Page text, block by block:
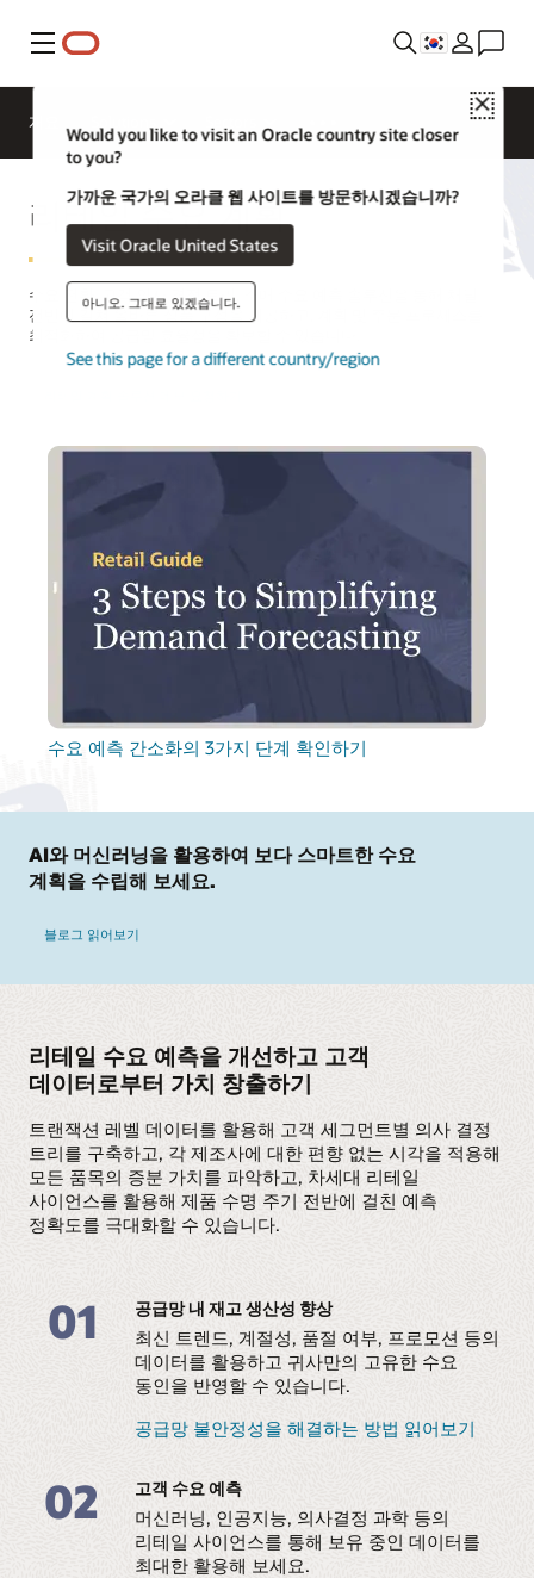
메뉴
Close
Would you like to visit an Oracle country site closer
to you?
가까운 국가의 오라클 웹 사이트를 방문하시겠습니까?
Visit Oracle United States
아니오. 그대로 있겠습니다.
See this page for a different country/region
개요
리테일 수요 계획
수요 전환, 고객 의사 결정 트리, 소매 수요 예측 솔루션을 통해 채널
전반에 걸쳐 올바른 상품 구성을 제공하고, 계획 및 주문 프로세스를
최적화하여 공급망 효율성을 확보할 수 있습니다.
수요 예측 간소화의 3가지 단계 확인하기
AI와 머신러닝을 활용하여 보다 스마트한 수요
계획을 수립해 보세요.
블로그 읽어보기
리테일 수요 예측을 개선하고 고객
데이터로부터 가치 창출하기
트랜잭션 레벨 데이터를 활용해 고객 세그먼트별 의사 결정
트리를 구축하고, 각 제조사에 대한 편향 없는 시각을 적용해
모든 품목의 증분 가치를 파악하고, 차세대 리테일
사이언스를 활용해 제품 수명 주기 전반에 걸친 예측
정확도를 극대화할 수 있습니다.
01 공급망 내 재고 생산성 향상
최신 트렌드, 계절성, 품절 여부, 프로모션 등의
데이터를 활용하고 귀사만의 고유한 수요
동인을 반영할 수 있습니다.
공급망 불안정성을 해결하는 방법 읽어보기
02 고객 수요 예측
머신러닝, 인공지능, 의사결정 과학 등의
리테일 사이언스를 통해 보유 중인 데이터를
최대한 활용해 보세요.